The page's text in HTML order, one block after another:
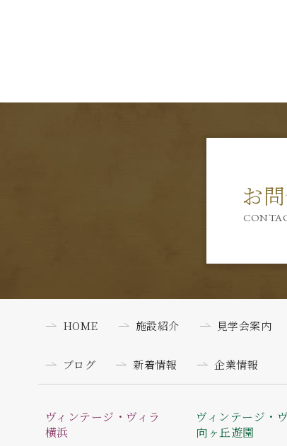
お
HOME 施設紹介 見学会案内
ブログ 新着情報 企業情報
ヴィンテージ・ヴィラ
横浜
ヴィンテージ・
向ヶ丘遊園